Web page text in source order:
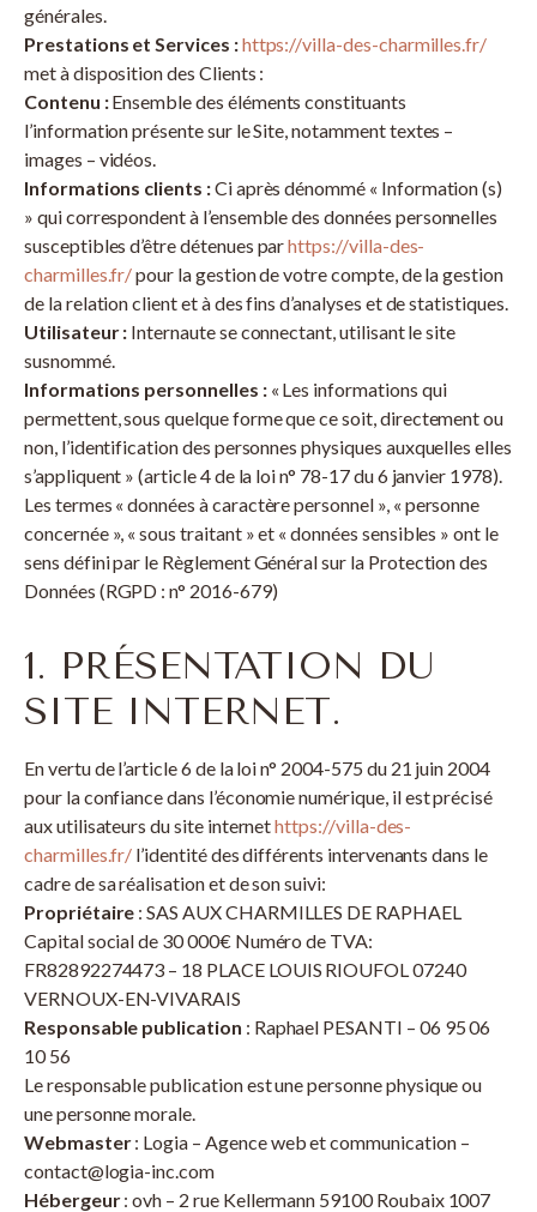
générales.
Prestations et Services :https://villa-des-charmilles.fr/
met à disposition des Clients :
Contenu :Ensemble des éléments constituants
l’information présente sur le Site, notamment textes –
images – vidéos.
Informations clients :Ci après dénommé « Information (s)
» qui correspondent à l’ensemble des données personnelles
susceptibles d’être détenues parhttps://villa-des-
charmilles.fr/pour la gestion de votre compte, de la gestion
de la relation client et à des fins d’analyses et de statistiques.
Utilisateur : Internaute se connectant, utilisant le site
susnommé.
Informations personnelles :« Les informations qui
permettent, sous quelque forme que ce soit, directement ou
non, l’identification des personnes physiques auxquelles elles
s’appliquent » (article 4 de la loi n° 78-17 du 6 janvier 1978).
Les termes « données à caractère personnel », « personne
concernée », « sous traitant » et « données sensibles » ont le
sens défini par le Règlement Général sur la Protection des
Données (RGPD : n° 2016-679)
1. PRÉSENTATION DU
SITE INTERNET.
En vertu de l’article 6 de la loi n° 2004-575 du 21 juin 2004
pour la confiance dans l’économie numérique, il est précisé
aux utilisateurs du site internethttps://villa-des-
charmilles.fr/ l’identité des différents intervenants dans le
cadre de sa réalisation et de son suivi:
Propriétaire : SAS AUX CHARMILLES DE RAPHAEL
Capital social de 30 000€ Numéro de TVA:
FR82892274473 – 18 PLACE LOUIS RIOUFOL 07240
VERNOUX-EN-VIVARAIS
Responsable publication : Raphael PESANTI – 06 95 06
10 56
Le responsable publication est une personne physique ou
une personne morale.
Webmaster: Logia – Agence web et communication –
contact@logia-inc.com
Hébergeur: ovh – 2 rue Kellermann 59100 Roubaix 1007